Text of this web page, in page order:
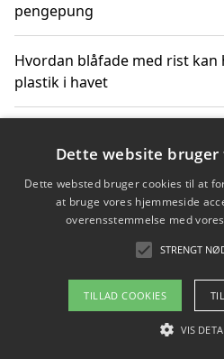
pengepung
Hvordan blåfade med rist
plastik i havet
guide til sikker og sjov
Copyright 2026 -
Om / kontakt
Dette website bruger
Dette websted bruger cookies til at
at bruge vores hjemmeside
overensstemmelse med
STRENGT
TILLAD COOKIES
VIS